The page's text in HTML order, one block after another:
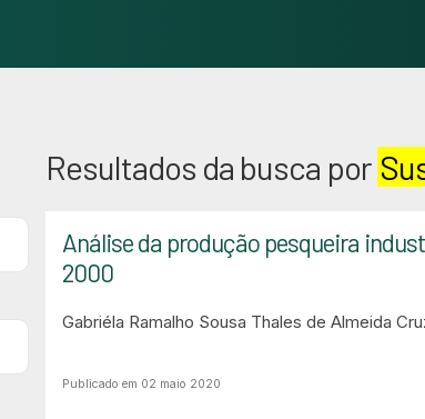
Resultados da busca por
Análise da produção pesqueira
2000
Gabriéla Ramalho Sousa Thales de Almeida
Publicado em 02 maio 2020